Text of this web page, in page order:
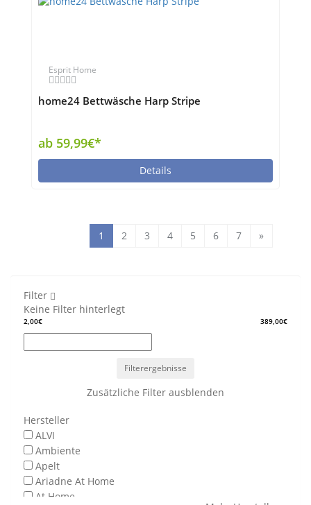
Esprit Home
home24 Bettwäsche Harp Stripe
ab 59,99€*
Details
1 2 3 4 5 6 7 »
Filter
Keine Filter hinterlegt
2,00€ 389,00€
Filterergebnisse
Zusätzliche Filter ausblenden
Hersteller
ALVI
Ambiente
Apelt
Ariadne At Home
At Home